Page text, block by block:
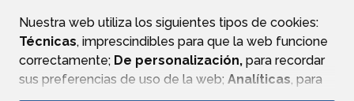
Nuestra web utiliza los siguientes tipos de cookies:
Técnicas, imprescindibles para que la web funcione
correctamente; De personalización, para recordar
sus preferencias de uso de la web; Analíticas, para